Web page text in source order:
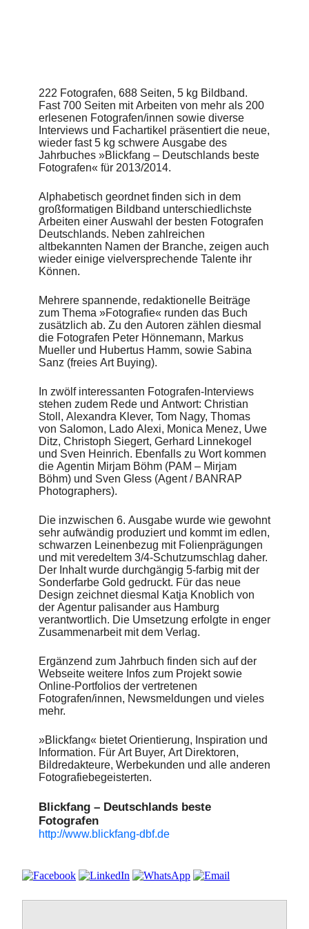
aufwändig produziert und kommt im edlen, schwarzen
Leinenbezug mit Folienprägungen und mit veredeltem 3/4-
Schutzumschlag daher. Der Inhalt wurde durchgängig 5-
farbig mit der Sonderfarbe Gold gedruckt. Für das neue
Design zeichnet diesmal Katja Knoblich von der Agentur
palisander aus Hamburg verantwortlich. Die Umsetzung
erfolgte in enger Zusammenarbeit mit dem Verlag.
Ergänzend zum Jahrbuch finden sich auf der Webseite
weitere Infos zum Projekt sowie Online-Portfolios der
vertretenen Fotografen/innen, Newsmeldungen und vieles
mehr.
»Blickfang« bietet Orientierung, Inspiration und
Information. Für Art Buyer, Art Direktoren, Bildredakteure,
Blickfang – Deutschlands beste Fotografen
http://www.blickfang-dbf.de
222 Fotografen, 688 Seiten, 5 kg Bildband.
Fast 700 Seiten mit Arbeiten von mehr als 200
erlesenen Fotografen/innen sowie diverse
Interviews und Fachartikel präsentiert die neue,
wieder fast 5 kg schwere Ausgabe des
Jahrbuches »Blickfang – Deutschlands beste
Fotografen« für 2013/2014.
Alphabetisch geordnet finden sich in dem
großformatigen Bildband unterschiedlichste
Arbeiten einer Auswahl der besten Fotografen
Deutschlands. Neben zahlreichen
altbekannten Namen der Branche, zeigen auch
wieder einige vielversprechende Talente ihr
Können.
Mehrere spannende, redaktionelle Beiträge
zum Thema »Fotografie« runden das Buch
zusätzlich ab. Zu den Autoren zählen diesmal
die Fotografen Peter Hönnemann, Markus
Mueller und Hubertus Hamm, sowie Sabina
Sanz (freies Art Buying).
In zwölf interessanten Fotografen-Interviews
stehen zudem Rede und Antwort: Christian
Stoll, Alexandra Klever, Tom Nagy, Thomas
von Salomon, Lado Alexi, Monica Menez, Uwe
Ditz, Christoph Siegert, Gerhard Linnekogel
und Sven Heinrich. Ebenfalls zu Wort kommen
die Agentin Mirjam Böhm (PAM – Mirjam
Böhm) und Sven Gless (Agent / BANRAP
Photographers).
Die inzwischen 6. Ausgabe wurde wie gewohnt
sehr aufwändig produziert und kommt im edlen,
schwarzen Leinenbezug mit Folienprägungen
und mit veredeltem 3/4-Schutzumschlag daher.
Der Inhalt wurde durchgängig 5-farbig mit der
Sonderfarbe Gold gedruckt. Für das neue
Design zeichnet diesmal Katja Knoblich von
der Agentur palisander aus Hamburg
verantwortlich. Die Umsetzung erfolgte in enger
Zusammenarbeit mit dem Verlag.
Ergänzend zum Jahrbuch finden sich auf der
Webseite weitere Infos zum Projekt sowie
Online-Portfolios der vertretenen
Fotografen/innen, Newsmeldungen und vieles
mehr.
»Blickfang« bietet Orientierung, Inspiration und
Information. Für Art Buyer, Art Direktoren,
Bildredakteure, Werbekunden und alle anderen
Fotografiebegeisterten.
Blickfang – Deutschlands beste
Fotografen
http://www.blickfang-dbf.de